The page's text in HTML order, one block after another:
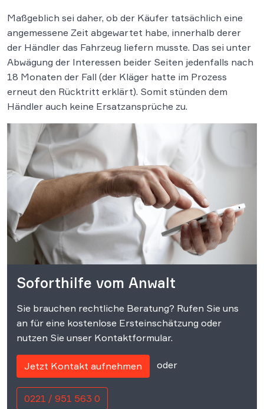
Maßgeblich sei daher, ob der Käufer tatsächlich eine
angemessene Zeit abgewartet habe, innerhalb derer
der Händler das Fahrzeug liefern musste. Das sei unter
Abwägung der Interessen beider Seiten jedenfalls nach
18 Monaten der Fall (der Kläger hatte im Prozess
erneut den Rücktritt erklärt). Somit stünden dem
Händler auch keine Ersatzansprüche zu.
Soforthilfe vom Anwalt
Sie brauchen rechtliche Beratung? Rufen Sie uns
an für eine kostenlose Ersteinschätzung oder
nutzen Sie unser Kontaktformular.
Jetzt Kontakt aufnehmen oder
0221 / 951 563 0